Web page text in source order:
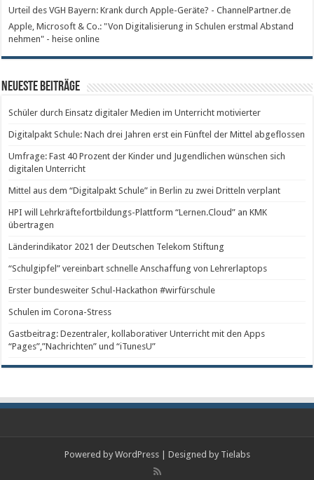
Urteil des VGH Bayern: Krank durch Apple-Geräte? - ChannelPartner.de
Apple, Microsoft & Co.: "Von Digitalisierung in Schulen erstmal Abstand
nehmen" - heise online
Neueste Beiträge
Schüler durch Einsatz digitaler Medien im Unterricht motivierter
Digitalpakt Schule: Nach drei Jahren erst ein Fünftel der Mittel abgeflossen
Umfrage: Fast 40 Prozent der Kinder und Jugendlichen wünschen sich
digitalen Unterricht
Mittel aus dem “Digitalpakt Schule” in Berlin zu zwei Dritteln verplant
HPI will Lehrkräftefortbildungs-Plattform “Lernen.Cloud” an KMK
übertragen
Länderindikator 2021 der Deutschen Telekom Stiftung
“Schulgipfel” vereinbart schnelle Anschaffung von Lehrerlaptops
Erster bundesweiter Schul-Hackathon #wirfürschule
Schulen im Corona-Stress
Gastbeitrag: Dezentraler, kollaborativer Unterricht mit den Apps
“Pages”,”Nachrichten” und “iTunesU”
Powered by WordPress| Designed by Tielabs